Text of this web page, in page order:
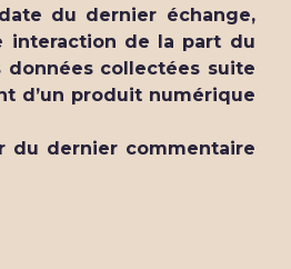
du dernier échange,
interaction de la part du
données collectées suite
d’un produit numérique
du dernier commentaire